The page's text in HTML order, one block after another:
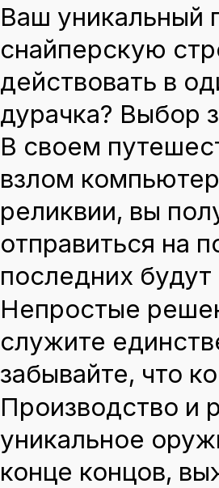
Ваш уникальный
снайперскую
действовать в
дурачка? Выбор
В своем
взлом
реликвии, вы
отправиться на
последних
Непростые
служите
забывайте, что
Производство и
уникальное
конце концов,